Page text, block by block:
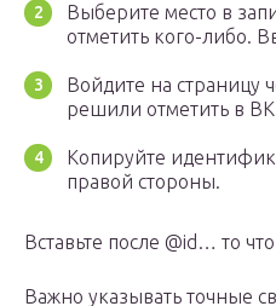
Выберите место в
отметить кого-либо.
Войдите на страницу
решили отметить в
Копируйте
правой стороны.
Вставьте после @id… то
Важно указывать точные